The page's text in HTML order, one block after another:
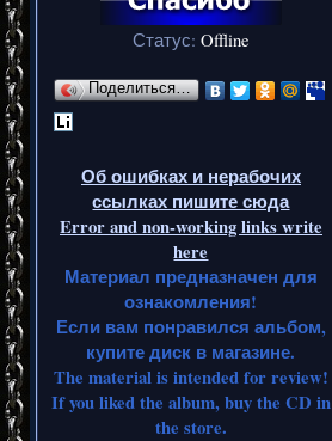
Статус: Offline
Поделиться…
Об ошибках и нерабочих
ссылках пишите сюда
Error and non-working links write
here
Материал предназначен для
ознакомления!
Если вам понравился альбом,
купите диск в магазине.
The material is intended for review!
If you liked the album, buy the CD in
the store.